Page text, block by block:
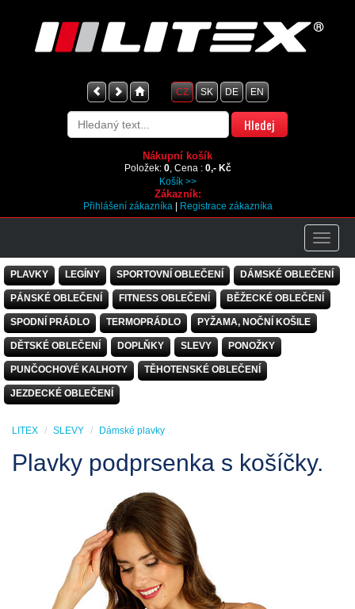
CZ SK DE EN
Nákupní košík
Položek: 0, Cena : 0,- Kč
Košík >>
Zákazník:
Přihlášení zákazníka| Registrace zákazníka
PLAVKY LEGÍNY SPORTOVNÍ OBLEČENÍ DÁMSKÉ OBLEČENÍ
PÁNSKÉ OBLEČENÍ FITNESS OBLEČENÍ BĚŽECKÉ OBLEČENÍ
SPODNÍ PRÁDLO TERMOPRÁDLO PYŽAMA, NOČNÍ KOŠILE
DĚTSKÉ OBLEČENÍ DOPLŇKY SLEVY PONOŽKY
PUNČOCHOVÉ KALHOTY TĚHOTENSKÉ OBLEČENÍ
JEZDECKÉ OBLEČENÍ
LITEX SLEVY Dámské plavky
Plavky podprsenka s košíčky.